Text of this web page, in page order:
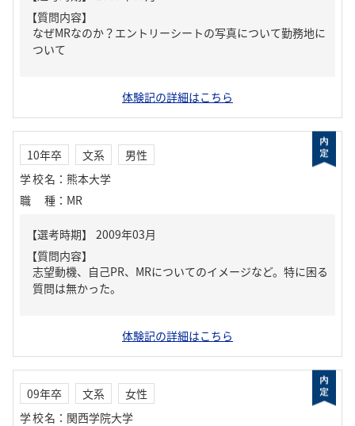
【質問内容】
なぜMRなのか？エントリーシートの写真について勤務地に
ついて
体験記の詳細はこちら
10年卒 文系
男性
学校名 ： 熊本大学
職種 ： MR
【質問内容】
志望動機、自己PR、MRについてのイメージなど。特に困る
質問は無かった。
体験記の詳細はこちら
09年卒 文系
女性
学校名 ： 関西学院大学